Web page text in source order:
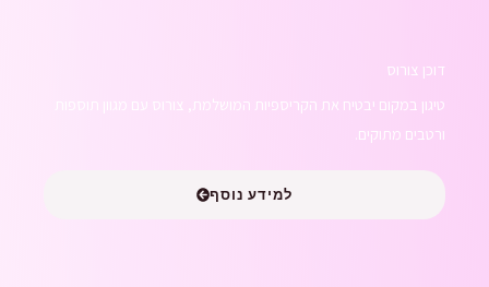
דוכן צורוס
טיגון במקום יבטיח את הקריספיות המושלמת, צורוס עם מגוון תוספות
ורטבים מתוקים.
למידע נוסף